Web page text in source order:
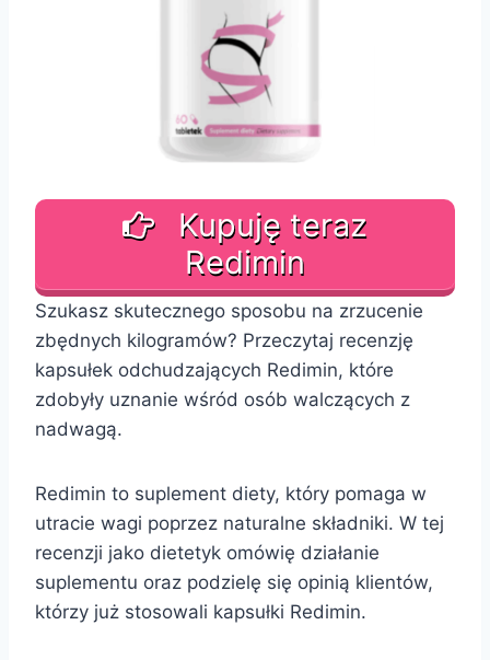
Kupuję teraz
Redimin
Szukasz skutecznego sposobu na zrzucenie
zbędnych kilogramów? Przeczytaj recenzję
kapsułek odchudzających Redimin, które
zdobyły uznanie wśród osób walczących z
nadwagą.
Redimin to suplement diety, który pomaga w
utracie wagi poprzez naturalne składniki. W tej
recenzji jako dietetyk omówię działanie
suplementu oraz podzielę się opinią klientów,
którzy już stosowali kapsułki Redimin.